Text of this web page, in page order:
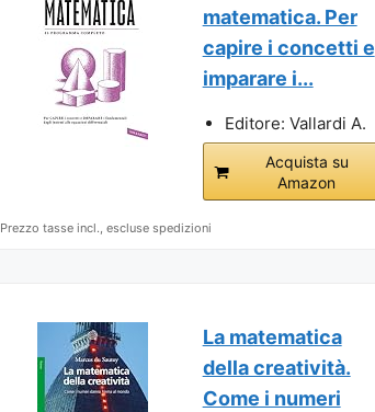
matematica. Per
capire i concetti e
imparare i...
Editore: Vallardi A.
Acquista su
Amazon
Prezzo tasse incl., escluse spedizioni
La matematica
della creatività.
Come i numeri